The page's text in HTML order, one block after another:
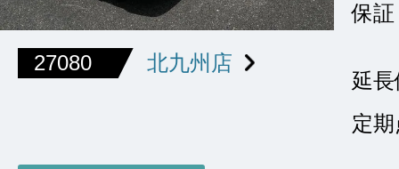
27080 北九州店
保証
延
定